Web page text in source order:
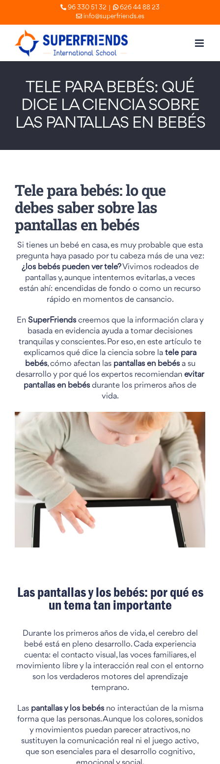
to
content
96 330 51 32 |
626 44 88 23
info@superfriends.es
TELE PARA BEBÉS: QUÉ
DICE LA CIENCIA SOBRE
LAS PANTALLAS EN BEBÉS
Tele para bebés: lo que
debes saber sobre las
pantallas en bebés
Si tienes un bebé en casa, es muy probable que esta
pregunta haya pasado por tu cabeza más de una vez:
¿los bebés pueden ver tele?Vivimos rodeados de
pantallas y, aunque intentemos evitarlas, a veces
están ahí: encendidas de fondo o como un recurso
rápido en momentos de cansancio.
En SuperFriendscreemos que la información clara y
basada en evidencia ayuda a tomar decisiones
tranquilas y conscientes. Por eso, en este artículo te
explicamos qué dice la ciencia sobre la tele para
bebés, cómo afectan las pantallas en bebésa su
desarrollo y por qué los expertos recomiendan evitar
pantallas en bebésdurante los primeros años de
vida.
Las pantallas y los bebés: por qué es
un tema tan importante
Durante los primeros años de vida, el cerebro del
bebé está en pleno desarrollo. Cada experiencia
cuenta: el contacto visual, las voces familiares, el
movimiento libre y la interacción real con el entorno
son los verdaderos motores del aprendizaje
temprano.
Las pantallas y los bebésno interactúan de la misma
forma que las personas. Aunque los colores, sonidos
y movimientos puedan parecer atractivos, no
sustituyen la comunicación real ni el juego activo,
que son esenciales para el desarrollo cognitivo,